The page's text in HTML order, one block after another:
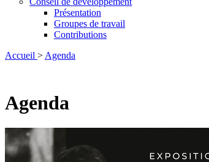
Présentation
Groupes de travail
Contributions
Accueil > Agenda
Agenda